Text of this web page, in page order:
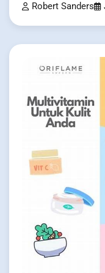
Robert Sanders